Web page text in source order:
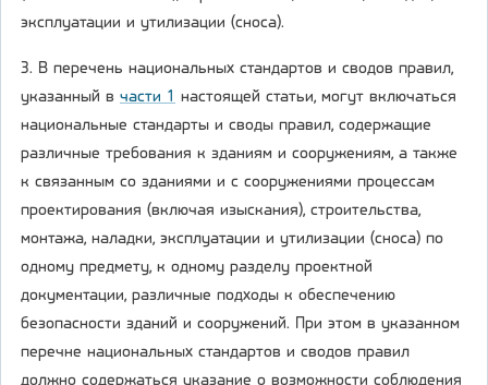
эксплуатации и утилизации (сноса).
3. В перечень национальных стандартов и сводов правил,
указанный в части 1 настоящей статьи, могут включаться
национальные стандарты и своды правил, содержащие
различные требования к зданиям и сооружениям, а также
к связанным со зданиями и с сооружениями процессам
проектирования (включая изыскания), строительства,
монтажа, наладки, эксплуатации и утилизации (сноса) по
одному предмету, к одному разделу проектной
документации, различные подходы к обеспечению
безопасности зданий и сооружений. При этом в указанном
перечне национальных стандартов и сводов правил
должно содержаться указание о возможности соблюдения